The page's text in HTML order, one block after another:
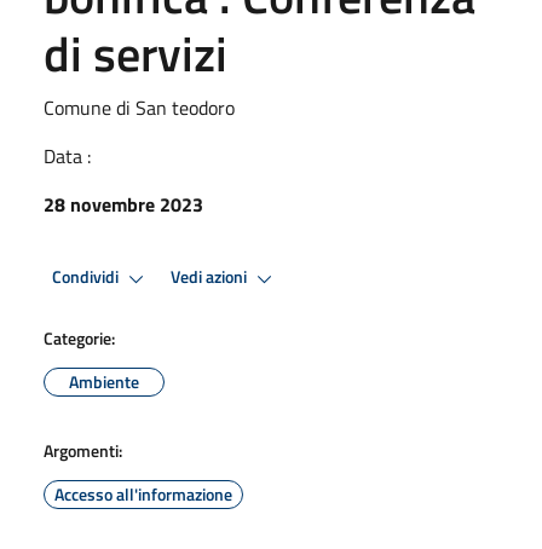
di servizi
Comune di San teodoro
Data :
28 novembre 2023
Condividi Vedi azioni
Categorie:
Ambiente
Argomenti:
Accesso all'informazione